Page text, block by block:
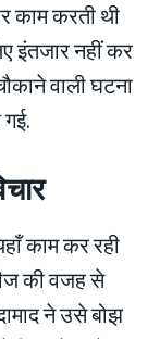
काम करती थी
इंतजार नहीं कर
वाली घटना
काम कर रही
की वजह से
ने उसे बोझ